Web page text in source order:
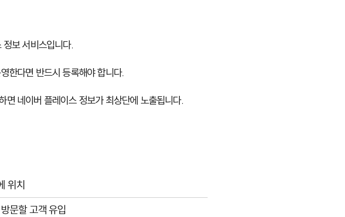
보 서비스입니다.
한다면 반드시 등록해야 합니다.
네이버 플레이스 정보가 최상단에 노출됩니다.
위치
문할 고객 유입